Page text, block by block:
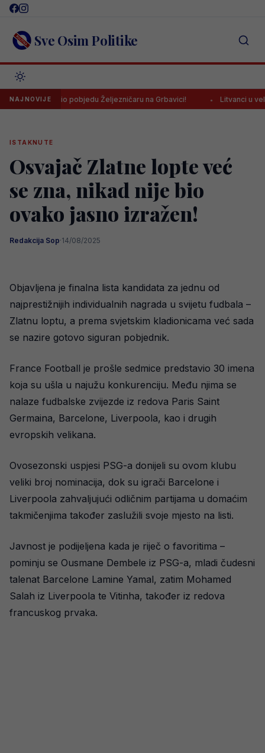
Skip
content Sve Osim Politike
NAJNOVIJE
donio pobjedu Željezničaru na Grbavici! Litvanci u velikim
ISTAKNUTE
Osvajač Zlatne lopte već
se zna, nikad nije bio
ovako jasno izražen!
Redakcija Sop·14/08/2025
Objavljena je finalna lista kandidata za jednu od
najprestižnijih individualnih nagrada u svijetu fudbala –
Zlatnu loptu, a prema svjetskim kladionicama već sada
se nazire gotovo siguran pobjednik.
France Football je prošle sedmice predstavio 30 imena
koja su ušla u najužu konkurenciju. Među njima se
nalaze fudbalske zvijezde iz redova Paris Saint
Germaina, Barcelone, Liverpoola, kao i drugih
evropskih velikana.
Ovosezonski uspjesi PSG-a donijeli su ovom klubu
veliki broj nominacija, dok su igrači Barcelone i
Liverpoola zahvaljujući odličnim partijama u domaćim
takmičenjima također zaslužili svoje mjesto na listi.
Javnost je podijeljena kada je riječ o favoritima –
pominju se Ousmane Dembele iz PSG-a, mladi čudesni
talenat Barcelone Lamine Yamal, zatim Mohamed
Salah iz Liverpoola te Vitinha, također iz redova
francuskog prvaka.